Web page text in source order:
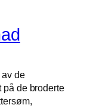
de
på de broderte